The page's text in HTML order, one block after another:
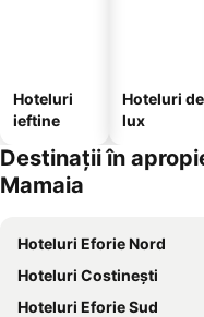
Hoteluri
ieftine
Hoteluri de
lux
Destinații în
Mamaia
Hoteluri Eforie Nord
Hoteluri Costinești
Hoteluri Eforie Sud